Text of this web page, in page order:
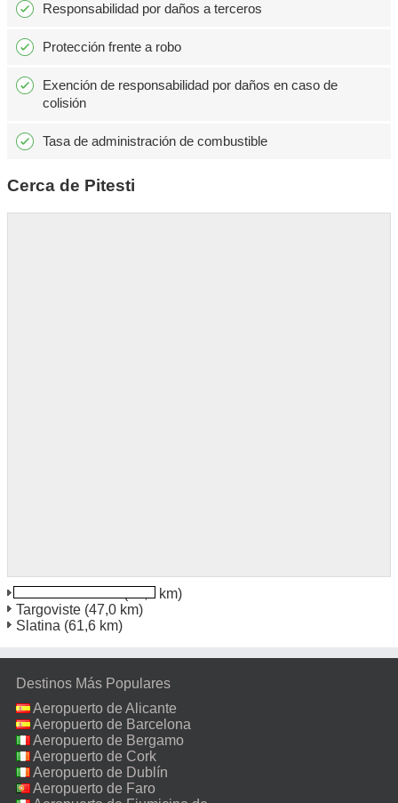
Responsabilidad por daños a terceros
Protección frente a robo
Exención de responsabilidad por daños en caso de
colisión
Tasa de administración de combustible
Cerca de Pitesti
(46,7 km)
Targoviste (47,0 km)
Slatina (61,6 km)
Destinos Más Populares
Aeropuerto de Alicante
Aeropuerto de Barcelona
Aeropuerto de Bergamo
Aeropuerto de Cork
Aeropuerto de Dublín
Aeropuerto de Faro